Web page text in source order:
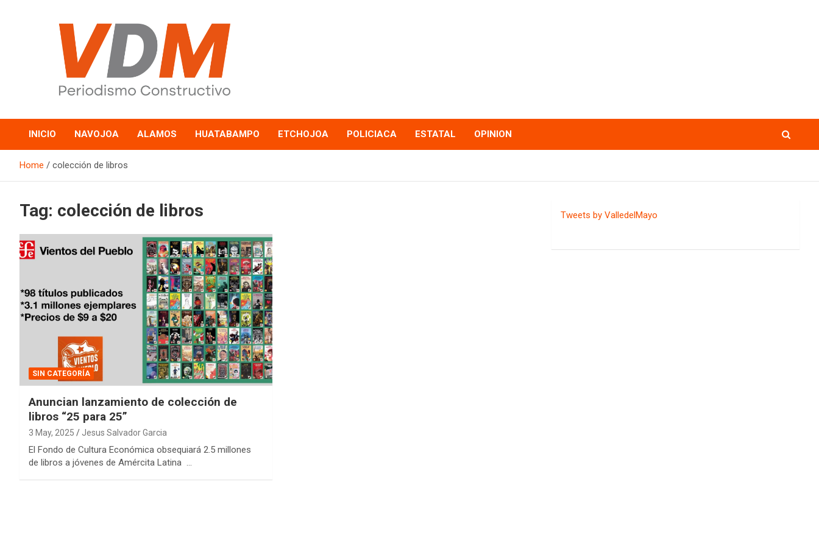
valledelmayo.com
INICIO NAVOJOA ALAMOS HUATABAMPO ETCHOJOA POLICIACA ESTATAL OPINION
Home colección de libros
Tag: colección de libros
SIN CATEGORÍA
Anuncian lanzamiento de colección de
libros “25 para 25”
3 May, 2025 Jesus Salvador Garcia
El Fondo de Cultura Económica obsequiará 2.5 millones
de libros a jóvenes de Amércita Latina …
Tweets by ValledelMayo